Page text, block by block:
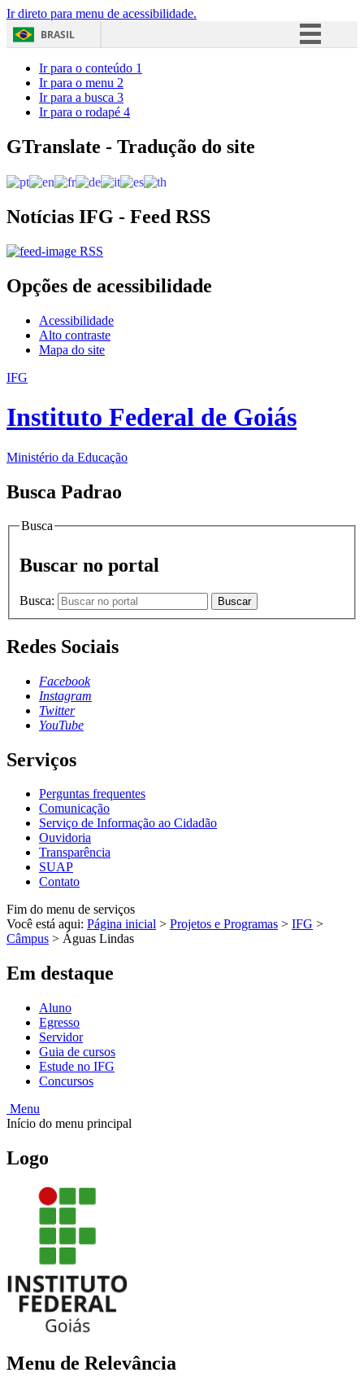
Ir direto para menu de acessibilidade.
BRASIL
Acesso à informação
Ir para o conteúdo 1
Ir para o menu 2
Ir para a busca 3
Ir para o rodapé 4
GTranslate - Tradução do site
Notícias IFG - Feed RSS
RSS
Opções de acessibilidade
Acessibilidade
Alto contraste
Mapa do site
IFG
Instituto Federal de Goiás
Ministério da Educação
Busca Padrao
Busca
Buscar no portal
Busca: Buscar
Redes Sociais
Facebook
Instagram
Twitter
YouTube
Serviços
Perguntas frequentes
Comunicação
Serviço de Informação ao Cidadão
Ouvidoria
Transparência
SUAP
Contato
Fim do menu de serviços
Você está aqui: Página inicial > Projetos e Programas > IFG >
Câmpus > Águas Lindas
Em destaque
Aluno
Egresso
Servidor
Guia de cursos
Estude no IFG
Concursos
Menu
Início do menu principal
Logo
Menu de Relevância